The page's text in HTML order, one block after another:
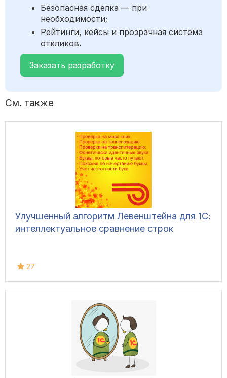
Безопасная сделка — при
необходимости;
Рейтинги, кейсы и прозрачная система
откликов.
Заказать разработку
См. также
Улучшенный алгоритм Левенштейна для 1С:
интеллектуальное сравнение строк
27